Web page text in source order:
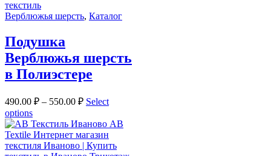
Верблюжья шерсть, Каталог
Подушка
Верблюжья шерсть
в Полиэстере
490.00 ₽ – 550.00 ₽ Select
options